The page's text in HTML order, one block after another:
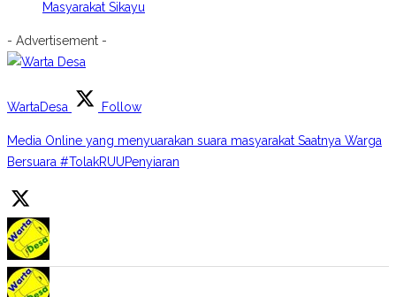
Masyarakat Sikayu
- Advertisement -
WartaDesa Follow
Media Online yang menyuarakan suara masyarakat Saatnya Warga
Bersuara #TolakRUUPenyiaran